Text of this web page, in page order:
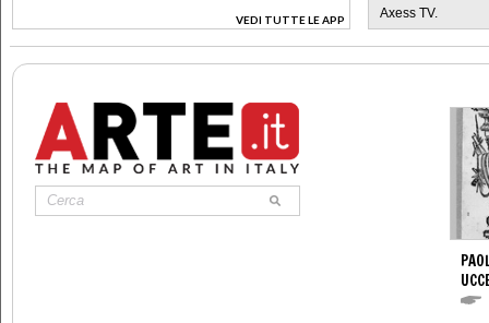
VEDI TUTTE LE APP
>
Axess TV.